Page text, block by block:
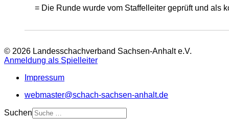
= Die Runde wurde vom Staffelleiter geprüft und als
© 2026 Landesschachverband Sachsen-Anhalt e.V.
Anmeldung als Spielleiter
Impressum
webmaster@schach-sachsen-anhalt.de
Suchen